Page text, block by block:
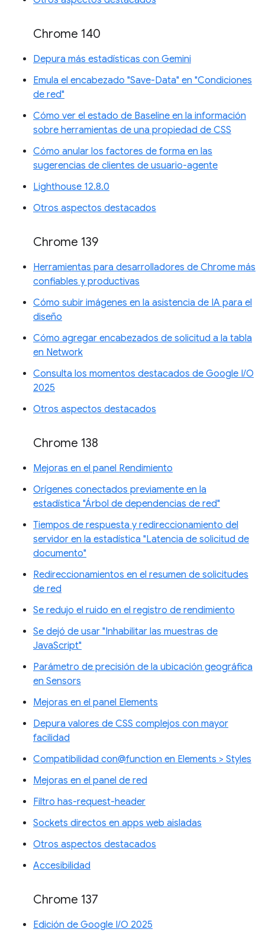
Chrome 140
Depura más estadísticas con Gemini
Emula el encabezado "Save-Data" en "Condiciones
de red"
Cómo ver el estado de Baseline en la información
sobre herramientas de una propiedad de CSS
Cómo anular los factores de forma en las
sugerencias de clientes de usuario-agente
Lighthouse 12.8.0
Otros aspectos destacados
Chrome 139
Herramientas para desarrolladores de Chrome más
confiables y productivas
Cómo subir imágenes en la asistencia de IA para el
diseño
Cómo agregar encabezados de solicitud a la tabla
en Network
Consulta los momentos destacados de Google I/O
2025
Otros aspectos destacados
Chrome 138
Mejoras en el panel Rendimiento
Orígenes conectados previamente en la
estadística "Árbol de dependencias de red"
Tiempos de respuesta y redireccionamiento del
servidor en la estadística "Latencia de solicitud de
documento"
Redireccionamientos en el resumen de solicitudes
de red
Se redujo el ruido en el registro de rendimiento
Se dejó de usar "Inhabilitar las muestras de
JavaScript"
Parámetro de precisión de la ubicación geográfica
en Sensors
Mejoras en el panel Elements
Depura valores de CSS complejos con mayor
facilidad
Compatibilidad con@function en Elements > Styles
Mejoras en el panel de red
Filtro has-request-header
Sockets directos en apps web aisladas
Otros aspectos destacados
Accesibilidad
Chrome 137
Edición de Google I/O 2025